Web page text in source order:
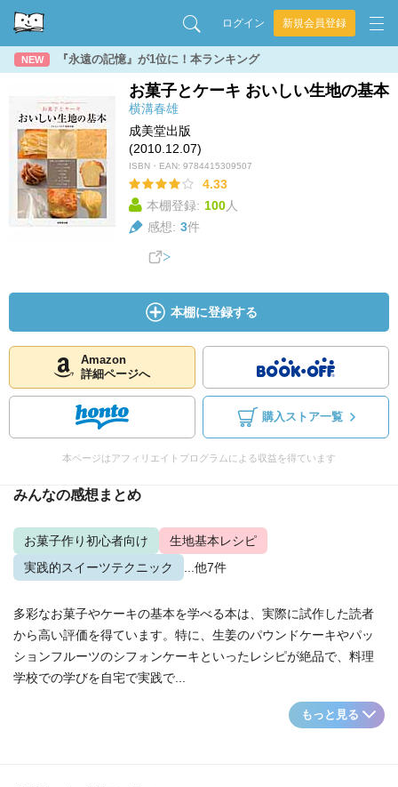
ログイン 新規会員登録
NEW 『永遠の記憶』が1位に！本ランキング
お菓子とケーキ おいしい生地の基本
横溝春雄
成美堂出版
(2010.12.07)
ISBN・EAN: 9784415309507
4.33
本棚登録: 100人
感想: 3件
本棚に登録する
Amazon
詳細ページへ
購入ストア一覧
本ページはアフィリエイトプログラムによる収益を得ています
みんなの感想まとめ
お菓子作り初心者向け
生地基本レシピ
実践的スイーツテクニック
...他7件
多彩なお菓子やケーキの基本を学べる本は、実際に試作した読者
から高い評価を得ています。特に、生姜のパウンドケーキやパッ
ションフルーツのシフォンケーキといったレシピが絶品で、料理
学校での学びを自宅で実践で...
もっと見る